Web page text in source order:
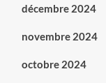
décembre 2024
novembre 2024
octobre 2024